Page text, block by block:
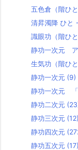
五色倉（階ひ
清昇濁降 ひと
識眼功（階ひ
静功一次元
生気功（階ひ
静功一次元 (9)
静功一次元 「
静功二次元
静功三次元 (12)
静功四次元
静功五次元 (17)